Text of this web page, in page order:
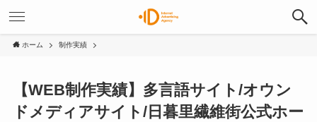
ホーム 制作実績
【WEB制作実績】多言語サイト/オウン
ドメディアサイト/日暮里繊維街公式ホー